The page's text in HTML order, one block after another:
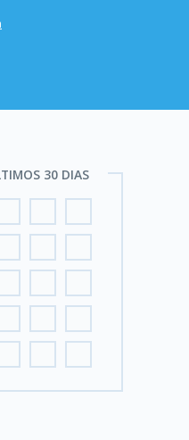
30 DIAS